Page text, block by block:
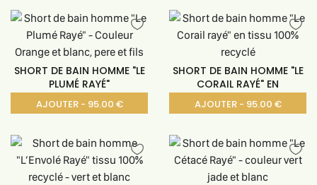
SHORT DE BAIN HOMME "LE
PLUMÉ RAYÉ"
AJOUTER - 95.00 €
SHORT DE BAIN HOMME "LE
CORAIL RAYÉ" EN
AJOUTER - 95.00 €